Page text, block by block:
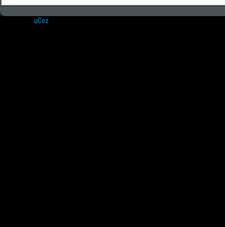
uCoz